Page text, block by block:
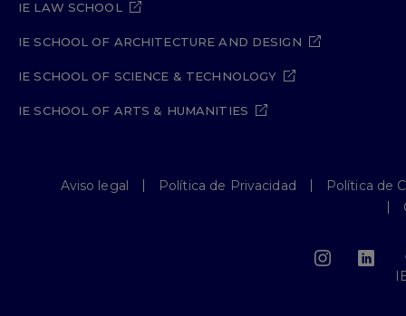
IE LAW SCHOOL
IE SCHOOL OF ARCHITECTURE AND DESIGN
IE SCHOOL OF SCIENCE & TECHNOLOGY
IE SCHOOL OF ARTS & HUMANITIES
Aviso legal Política de Privacidad
Política de